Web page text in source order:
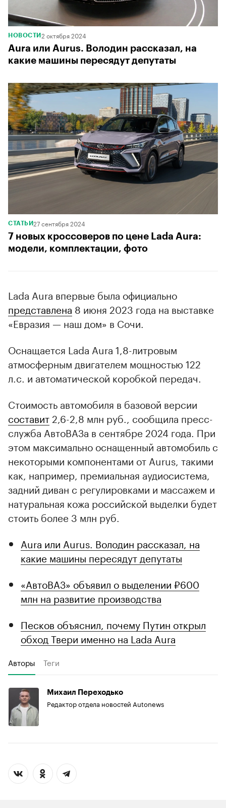
НОВОСТИ 2 октября 2024
Aura или Aurus. Володин рассказал, на
какие машины пересядут депутаты
СТАТЬИ27 сентября 2024
7 новых кроссоверов по цене Lada Aura:
модели, комплектации, фото
Lada Aura впервые была официально
представлена 8 июня 2023 года на выставке
«Евразия — наш дом» в Сочи.
Оснащается Lada Aura 1,8-литровым
атмосферным двигателем мощностью 122
л.с. и автоматической коробкой передач.
Стоимость автомобиля в базовой версии
составит 2,6-2,8 млн руб., сообщила пресс-
служба АвтоВАЗа в сентябре 2024 года. При
этом максимально оснащенный автомобиль с
некоторыми компонентами от Aurus, такими
как, например, премиальная аудиосистема,
задний диван с регулировками и массажем и
натуральная кожа российской выделки будет
стоить более 3 млн руб.
Aura или Aurus. Володин рассказал, на
какие машины пересядут депутаты
«АвтоВАЗ» объявил о выделении ₽600
млн на развитие производства
Песков объяснил, почему Путин открыл
обход Твери именно на Lada Aura
Авторы Теги
Михаил Переходько
Редактор отдела новостей Autonews